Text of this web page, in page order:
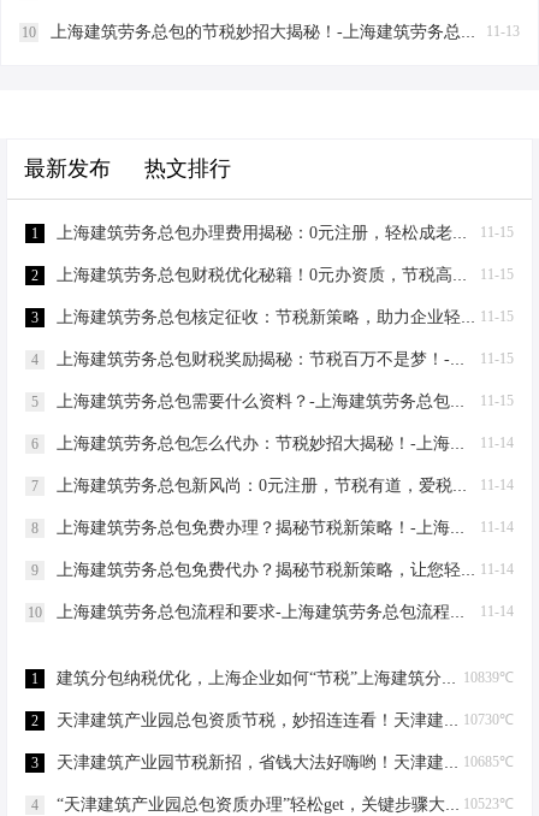
11-13
10 上海建筑劳务总包的节税妙招大揭秘！-上海建筑劳务总包怎么筹划
最新发布 热文排行
11-15
1 上海建筑劳务总包办理费用揭秘：0元注册，轻松成老板！-上海建筑劳务总包办理费用
11-15
2 上海建筑劳务总包财税优化秘籍！0元办资质，节税高达80%-上海建筑劳务总包财税优化
11-15
3 上海建筑劳务总包核定征收：节税新策略，助力企业轻装上阵！-上海建筑劳务总包核定征收
11-15
4 上海建筑劳务总包财税奖励揭秘：节税百万不是梦！-上海建筑劳务总包财税奖励
11-15
5 上海建筑劳务总包需要什么资料？-上海建筑劳务总包需要什么资料
11-14
6 上海建筑劳务总包怎么代办：节税妙招大揭秘！-上海建筑劳务总包怎么代办
11-14
7 上海建筑劳务总包新风尚：0元注册，节税有道，爱税宝助力企业轻装上阵！-上海建筑劳务总包需要到场吗？
11-14
8 上海建筑劳务总包免费办理？揭秘节税新策略！-上海建筑劳务总包免费办理吗？
11-14
9 上海建筑劳务总包免费代办？揭秘节税新策略，让您轻松成老板！-上海建筑劳务总包免费代办吗？
11-14
10 上海建筑劳务总包流程和要求-上海建筑劳务总包流程和要求
10839℃
1 建筑分包纳税优化，上海企业如何“节税”上海建筑分包纳税优化
10730℃
2 天津建筑产业园总包资质节税，妙招连连看！天津建筑产业园总包资质节税优化
10685℃
3 天津建筑产业园节税新招，省钱大法好嗨哟！天津建筑产业园总包资质节税优化
10523℃
4 “天津建筑产业园总包资质办理”轻松get，关键步骤大揭秘！天津建筑产业园总包资质办理